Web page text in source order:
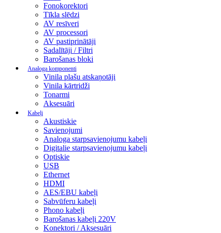
Fonokorektori
Tīkla slēdzi
AV resīveri
AV processori
AV pastiprinātāji
Sadalītāji / Filtri
Barošanas bloki
Analoga komponenti
Vinila plašu atskaņotāji
Vinila kārtridži
Tonarmi
Aksesuāri
Kabeļi
Akustiskie
Savienojumi
Analoga starpsavienojumu kabeļi
Digitalie starpsavienojumu kabeļi
Optiskie
USB
Ethernet
HDMI
AES/EBU kabeļi
Sabvūferu kabeļi
Phono kabeļi
Barošanas kabeļi 220V
Konektori / Aksesuāri